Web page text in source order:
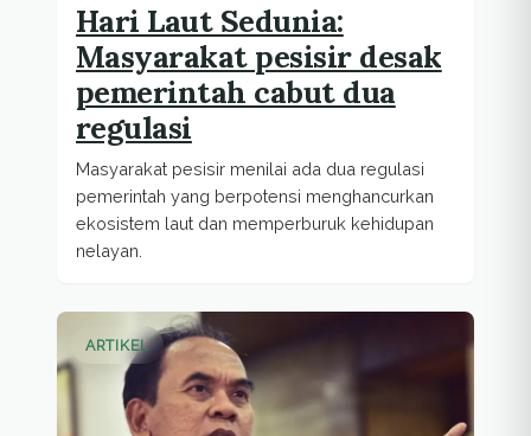
Hari Laut Sedunia:
Masyarakat pesisir desak
pemerintah cabut dua
regulasi
Masyarakat pesisir menilai ada dua regulasi
pemerintah yang berpotensi menghancurkan
ekosistem laut dan memperburuk kehidupan
nelayan.
ARTIKEL